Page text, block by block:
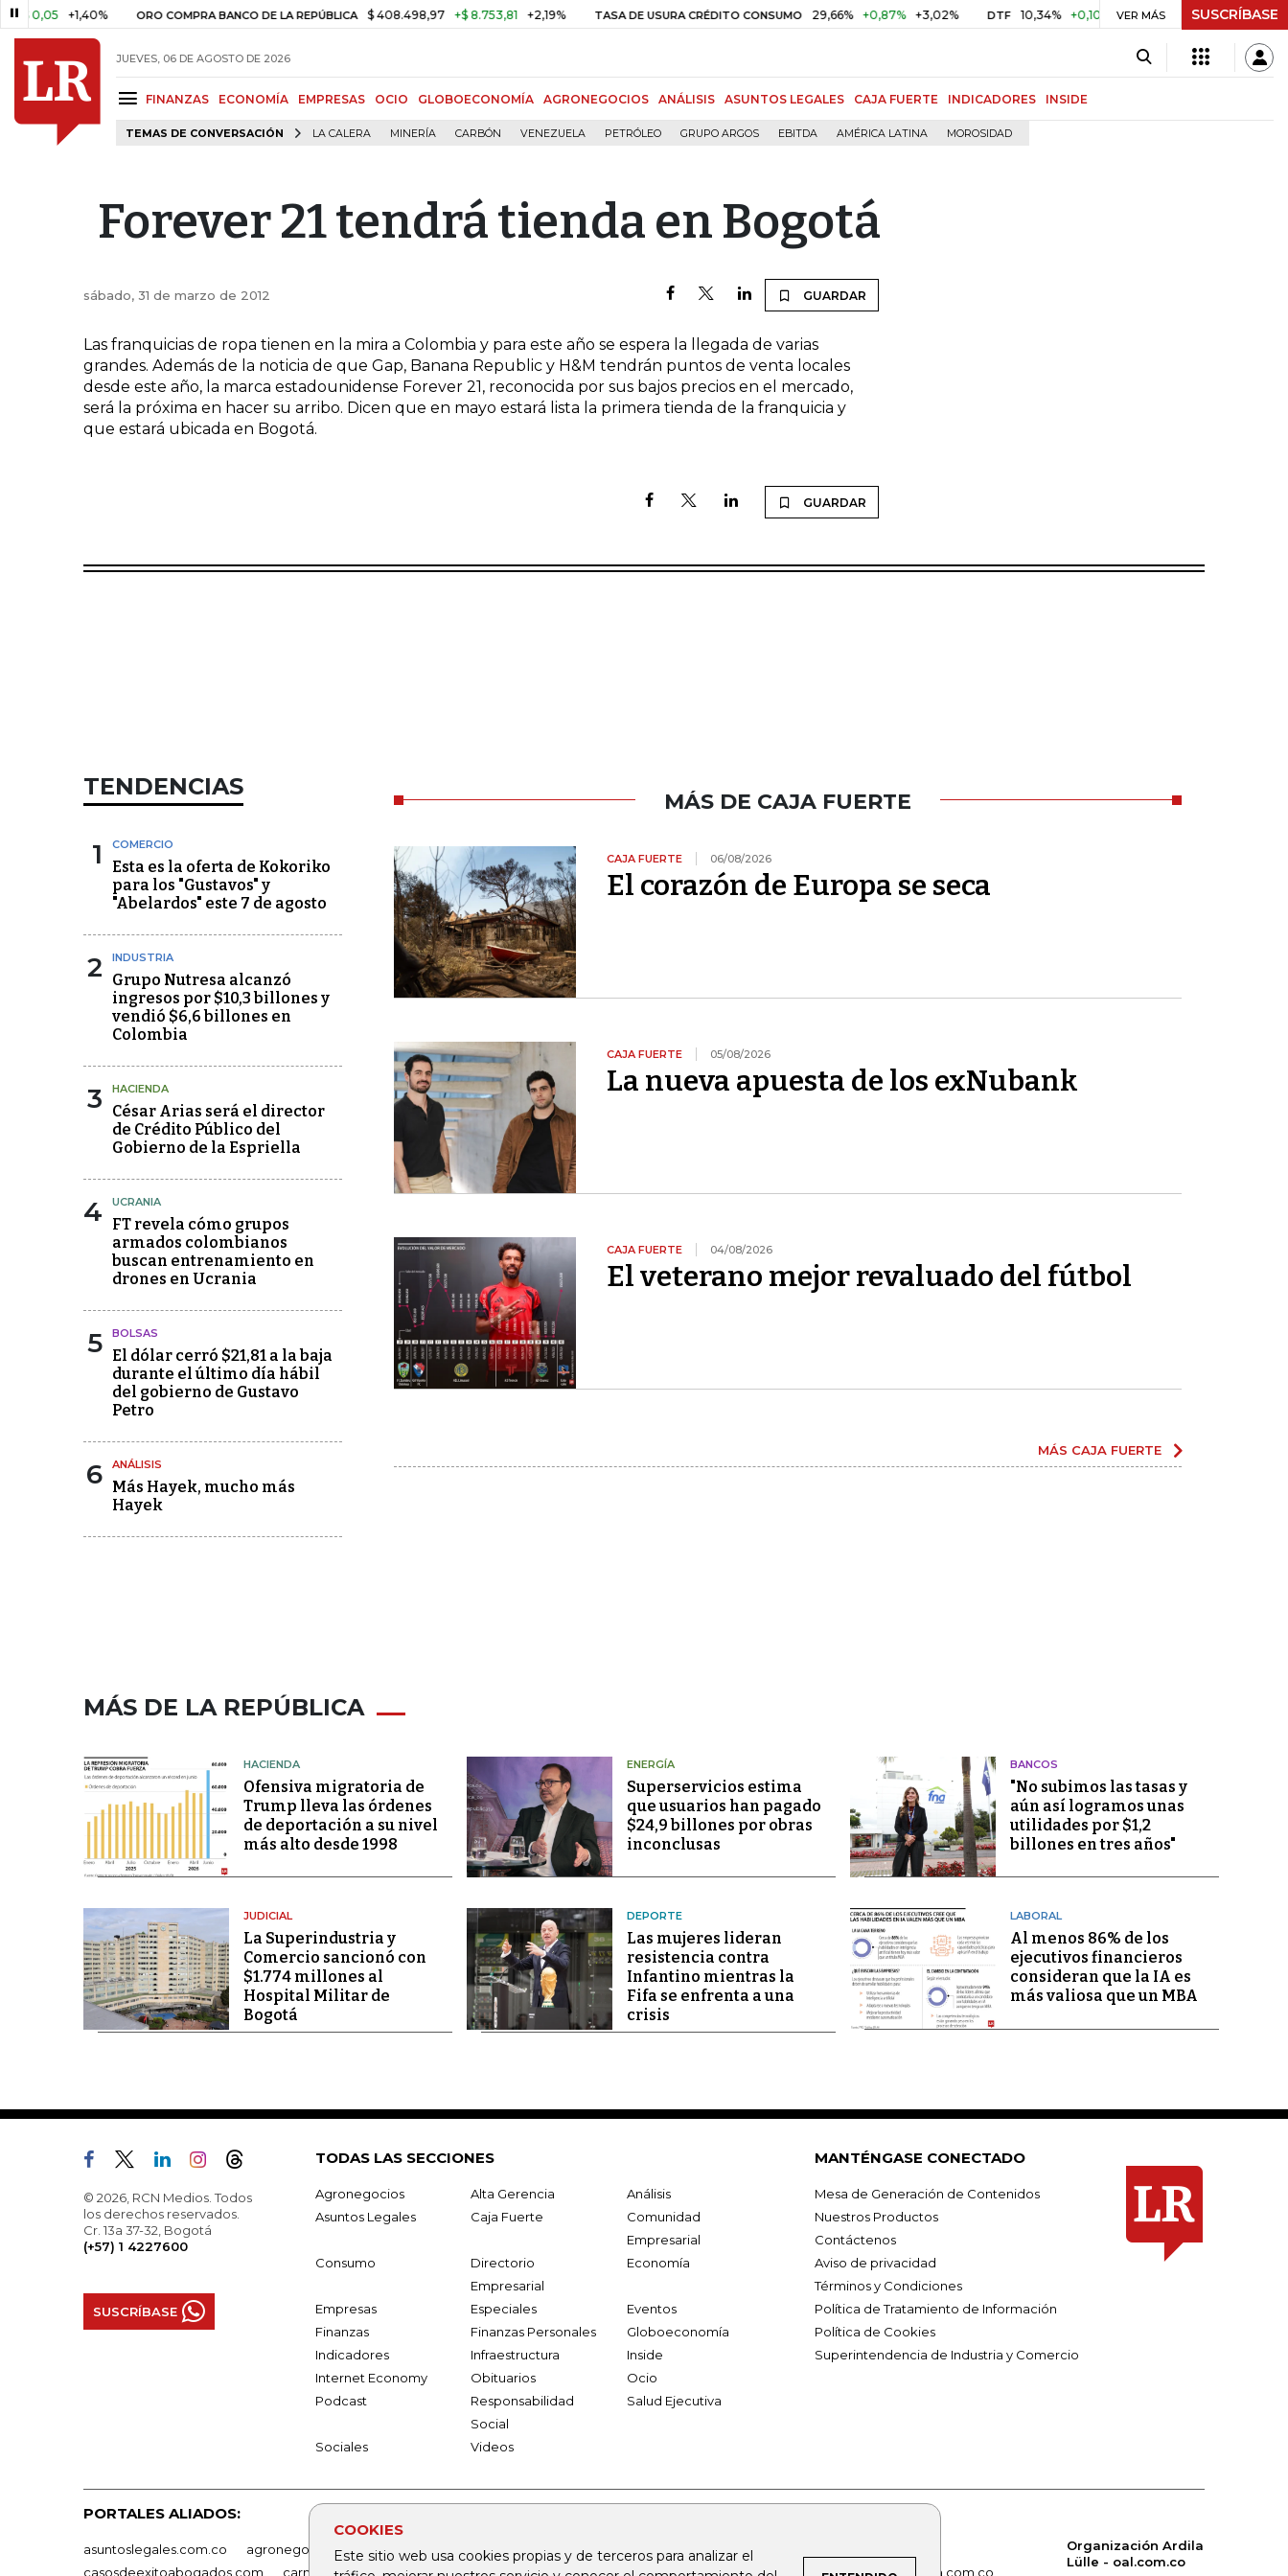
+1,40% ORO COMPRA BANCO DE LA REPÚBLICA $ 408.498,97 +$ 8.753,81 +2,19% TASA DE USURA CRÉDITO CONSUMO 29,66% +0,87% +3,02% DTF 10,34% +0,10% +0,98% UVR $ 416,86 +$
VER MÁS SUSCRÍBASE
JUEVES, 06 DE AGOSTO DE 2026
FINANZAS ECONOMÍA EMPRESAS OCIO GLOBOECONOMÍA AGRONEGOCIOS ANÁLISIS ASUNTOS LEGALES CAJA FUERTE INDICADORES INSIDE
TEMAS DE CONVERSACIÓN LA CALERA MINERÍA CARBÓN VENEZUELA PETRÓLEO GRUPO ARGOS EBITDA AMÉRICA LATINA MOROSIDAD
COOKIES
Este sitio web usa cookies propias y de terceros para analizar el
Forever 21 tendrá tienda en Bogotá
sábado, 31 de marzo de 2012 GUARDAR
Las franquicias de ropa tienen en la mira a Colombia y para este año se espera la llegada de varias
grandes. Además de la noticia de que Gap, Banana Republic y H&M tendrán puntos de venta locales
desde este año, la marca estadounidense Forever 21, reconocida por sus bajos precios en el mercado,
será la próxima en hacer su arribo. Dicen que en mayo estará lista la primera tienda de la franquicia y
que estará ubicada en Bogotá.
GUARDAR
TENDENCIAS
1 COMERCIO
Esta es la oferta de Kokoriko
para los "Gustavos" y
"Abelardos" este 7 de agosto
2 INDUSTRIA
Grupo Nutresa alcanzó
ingresos por $10,3 billones y
vendió $6,6 billones en
Colombia
3 HACIENDA
César Arias será el director
de Crédito Público del
Gobierno de la Espriella
4 UCRANIA
FT revela cómo grupos
armados colombianos
buscan entrenamiento en
drones en Ucrania
5 BOLSAS
El dólar cerró $21,81 a la baja
durante el último día hábil
del gobierno de Gustavo
Petro
6 ANÁLISIS
Más Hayek, mucho más
Hayek
MÁS DE CAJA FUERTE
CAJA FUERTE 06/08/2026
El corazón de Europa se seca
CAJA FUERTE 05/08/2026
La nueva apuesta de los exNubank
CAJA FUERTE 04/08/2026
El veterano mejor revaluado del fútbol
MÁS CAJA FUERTE
MÁS DE LA REPÚBLICA
HACIENDA
Ofensiva migratoria de
Trump lleva las órdenes
de deportación a su nivel
más alto desde 1998
ENERGÍA
Superservicios estima
que usuarios han pagado
$24,9 billones por obras
inconclusas
BANCOS
"No subimos las tasas y
aún así logramos unas
utilidades por $1,2
billones en tres años"
JUDICIAL
La Superindustria y
Comercio sancionó con
$1.774 millones al
Hospital Militar de
Bogotá
DEPORTE
Las mujeres lideran
resistencia contra
Infantino mientras la
Fifa se enfrenta a una
crisis
LABORAL
Al menos 86% de los
ejecutivos financieros
consideran que la IA es
más valiosa que un MBA
© 2026, RCN Medios. Todos
los derechos reservados.
Cr. 13a 37-32, Bogotá
(+57) 1 4227600
SUSCRÍBASE
TODAS LAS SECCIONES
Agronegocios Alta Gerencia
Análisis
Asuntos Legales
Caja Fuerte
Comunidad
Empresarial
Consumo
Directorio
Empresarial
Economía
Empresas Especiales
Eventos
Finanzas
Finanzas Personales
Globoeconomía
Indicadores
Infraestructura
Inside
Internet Economy
Obituarios
Ocio
Podcast
Responsabilidad
Social
Salud Ejecutiva
Sociales Videos
MANTÉNGASE CONECTADO
Mesa de Generación de Contenidos
Nuestros Productos
Contáctenos
Aviso de privacidad
Términos y Condiciones
Política de Tratamiento de Información
Política de Cookies
Superintendencia de Industria y Comercio
PORTALES ALIADOS:
asuntoslegales.com.co agronegocios.co empresas.larepublica.co firmasdeabogados.com
bolsaencolombia.com
casosdeexitoabogados.com
carnavalindustriacultural.com canalrcn.com rcnradio.com noticiasrcn.com lafm.com.co alerta.com.co
Organización Ardila
Lülle - oal.com.co